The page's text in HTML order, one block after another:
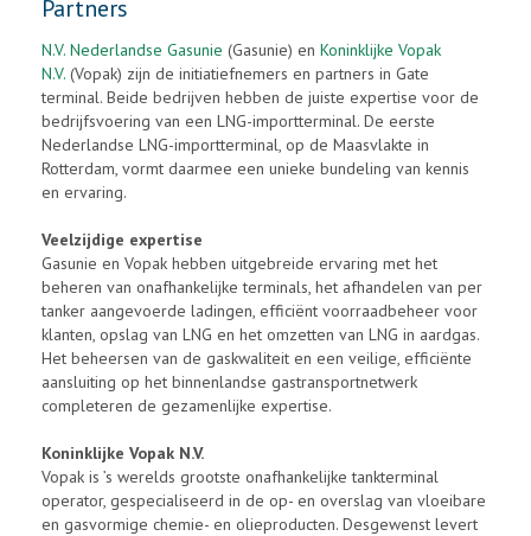
Partners
N.V. Nederlandse Gasunie (Gasunie) en Koninklijke Vopak
N.V. (Vopak) zijn de initiatiefnemers en partners in Gate
terminal. Beide bedrijven hebben de juiste expertise voor de
bedrijfsvoering van een LNG-importterminal. De eerste
Nederlandse LNG-importterminal, op de Maasvlakte in
Rotterdam, vormt daarmee een unieke bundeling van kennis
en ervaring.
Veelzijdige expertise
Gasunie en Vopak hebben uitgebreide ervaring met het
beheren van onafhankelijke terminals, het afhandelen van per
tanker aangevoerde ladingen, efficiënt voorraadbeheer voor
klanten, opslag van LNG en het omzetten van LNG in aardgas.
Het beheersen van de gaskwaliteit en een veilige, efficiënte
aansluiting op het binnenlandse gastransportnetwerk
completeren de gezamenlijke expertise.
Koninklijke Vopak N.V.
Vopak is ’s werelds grootste onafhankelijke tankterminal
operator, gespecialiseerd in de op- en overslag van vloeibare
en gasvormige chemie- en olieproducten. Desgewenst levert